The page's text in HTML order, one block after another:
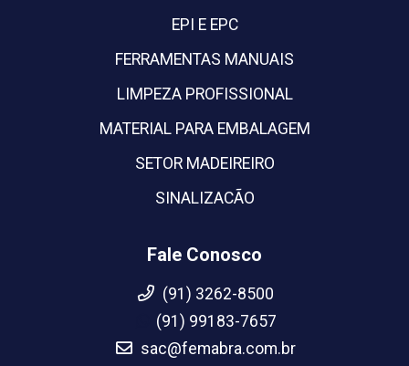
EPI E EPC
FERRAMENTAS MANUAIS
LIMPEZA PROFISSIONAL
MATERIAL PARA EMBALAGEM
SETOR MADEIREIRO
SINALIZACÃO
Fale Conosco
(91) 3262-8500
(91) 99183-7657
sac@femabra.com.br